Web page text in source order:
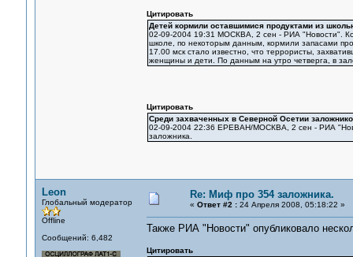
Цитировать
Детей кормили оставшимися продуктами из
02-09-2004 19:31 МОСКВА, 2 сен - РИА "Новости".
школе, по некоторым данным, кормили запасами
17.00 мск стало известно, что террористы,
женщины и дети. По данным на утро четверга, в
Цитировать
Среди захваченных в Северной Осетии
02-09-2004 22:36 ЕРЕВАН/МОСКВА, 2 сен - РИА
заложника.
Leon
Глобальный модератор
Offline
Сообщений: 6,482
Re: Миф про 354 заложника.
« Ответ #2 :24 Апреля 2008, 05:18:22 »
Также РИА "Новости" опубликовало
Цитировать